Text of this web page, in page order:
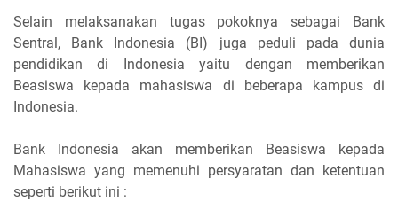
Selain melaksanakan tugas pokoknya sebagai Bank
Sentral, Bank Indonesia (BI) juga peduli pada dunia
pendidikan di Indonesia yaitu dengan memberikan
Beasiswa kepada mahasiswa di beberapa kampus di
Indonesia.
Bank Indonesia akan memberikan Beasiswa kepada
Mahasiswa yang memenuhi persyaratan dan ketentuan
seperti berikut ini :